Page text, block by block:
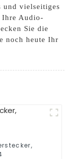
und vielseitiges
Ihre Audio-
Sie die
noch heute Ihr